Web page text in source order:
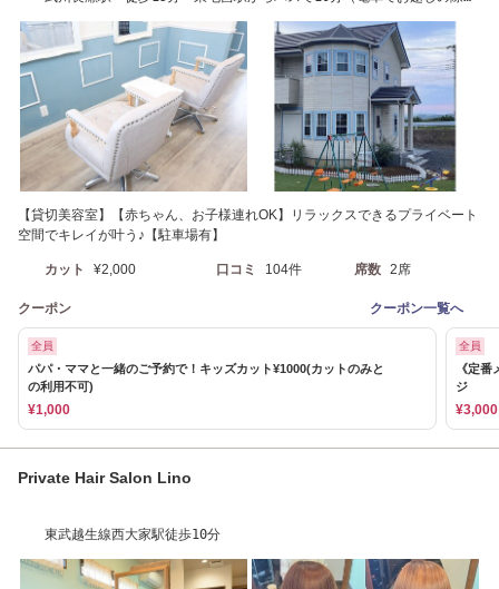
【貸切美容室】【赤ちゃん、お子様連れOK】リラックスできるプライベート
空間でキレイが叶う♪【駐車場有】
カット ¥2,000 口コミ 104件 席数 2席
クーポン クーポン一覧へ
全員
パパ・ママと一緒のご予約で！キッズカット¥1000(カットのみと
の利用不可)
¥1,000
全員
《定
ジ
¥3,000
Private Hair Salon Lino
東武越生線西大家駅徒歩10分